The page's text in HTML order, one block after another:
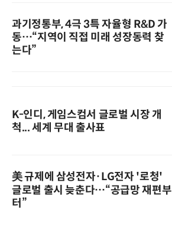
과기정통부, 4극 3특 자율형 R&D 가
동…“지역이 직접 미래 성장동력 찾
는다”
K-인디, 게임스컴서 글로벌 시장 개
척... 세계 무대 출사표
美 규제에 삼성전자·LG전자 '로청'
글로벌 출시 늦춘다…“공급망 재편부
터”